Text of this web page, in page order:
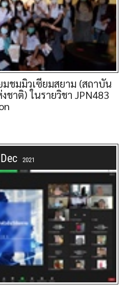
มชมมิวเซียมสยาม (สถาบัน
าติ) ในรายวิชา JPN483
Dec 2021